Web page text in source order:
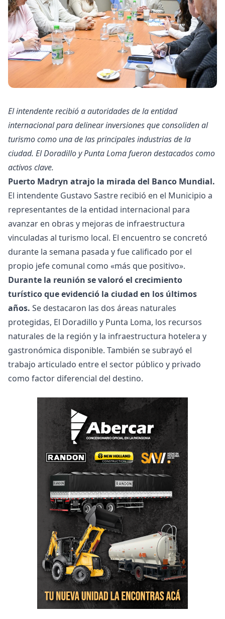
El intendente recibió a autoridades de la entidad
internacional para delinear inversiones que consoliden al
turismo como una de las principales industrias de la
ciudad. El Doradillo y Punta Loma fueron destacados como
activos clave.
Puerto Madryn atrajo la mirada del Banco Mundial.
El intendente Gustavo Sastre recibió en el Municipio a
representantes de la entidad internacional para
avanzar en obras y mejoras de infraestructura
vinculadas al turismo local. El encuentro se concretó
durante la semana pasada y fue calificado por el
propio jefe comunal como «más que positivo».
Durante la reunión se valoró el crecimiento
turístico que evidenció la ciudad en los últimos
años. Se destacaron las dos áreas naturales
protegidas, El Doradillo y Punta Loma, los recursos
naturales de la región y la infraestructura hotelera y
gastronómica disponible. También se subrayó el
trabajo articulado entre el sector público y privado
como factor diferencial del destino.